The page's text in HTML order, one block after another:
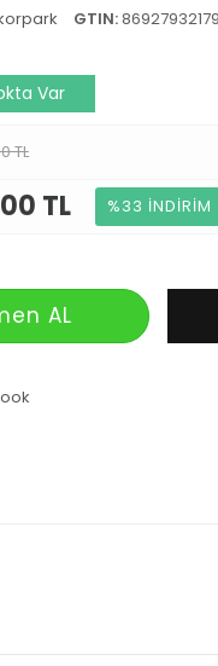
GTIN:
Var
TL
TL %33 İNDİRİM
AL